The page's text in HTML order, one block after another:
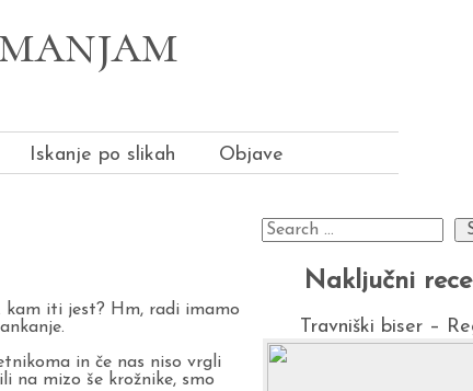
Iskanje po slikah Objave
kam iti jest? Hm, radi imamo
in če nas niso vrgli
na mizo še krožnike, smo
Naključni
Travniški biser –